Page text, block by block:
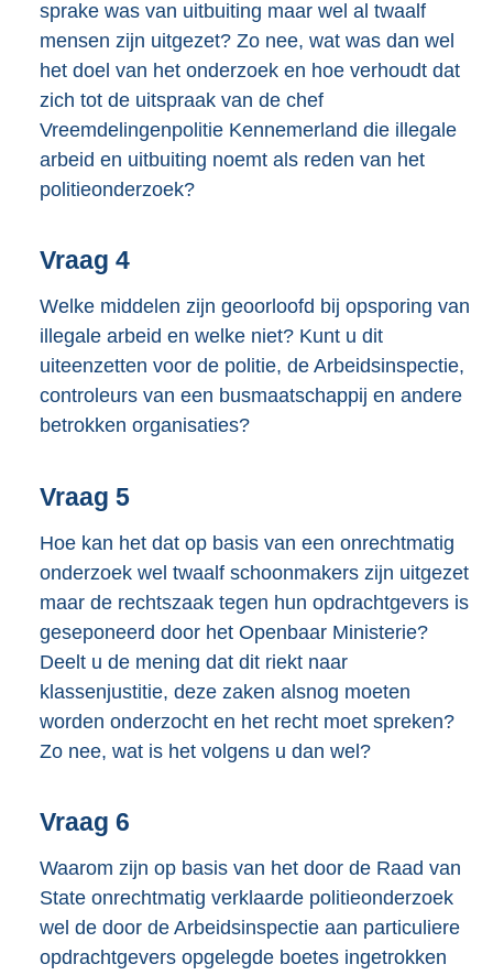
sprake was van uitbuiting maar wel al twaalf
mensen zijn uitgezet? Zo nee, wat was dan wel
het doel van het onderzoek en hoe verhoudt dat
zich tot de uitspraak van de chef
Vreemdelingenpolitie Kennemerland die illegale
arbeid en uitbuiting noemt als reden van het
politieonderzoek?
Vraag 4
Welke middelen zijn geoorloofd bij opsporing van
illegale arbeid en welke niet? Kunt u dit
uiteenzetten voor de politie, de Arbeidsinspectie,
controleurs van een busmaatschappij en andere
betrokken organisaties?
Vraag 5
Hoe kan het dat op basis van een onrechtmatig
onderzoek wel twaalf schoonmakers zijn uitgezet
maar de rechtszaak tegen hun opdrachtgevers is
geseponeerd door het Openbaar Ministerie?
Deelt u de mening dat dit riekt naar
klassenjustitie, deze zaken alsnog moeten
worden onderzocht en het recht moet spreken?
Zo nee, wat is het volgens u dan wel?
Vraag 6
Waarom zijn op basis van het door de Raad van
State onrechtmatig verklaarde politieonderzoek
wel de door de Arbeidsinspectie aan particuliere
opdrachtgevers opgelegde boetes ingetrokken